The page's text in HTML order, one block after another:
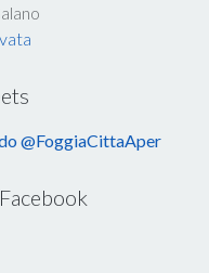
@FoggiaCittaAper